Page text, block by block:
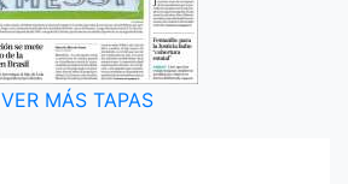
VER MÁS TAPAS